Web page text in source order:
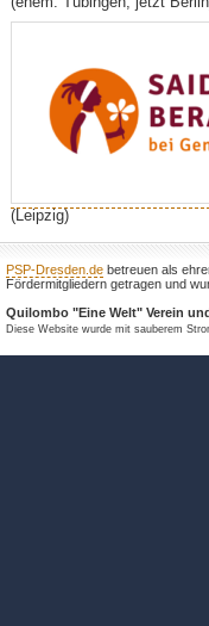
(Leipzig)
PSP-Dresden.debetreuen als
Fördermitgliedern getragen und
Quilombo "Eine Welt" Verein
Diese Website wurde mit sauberem